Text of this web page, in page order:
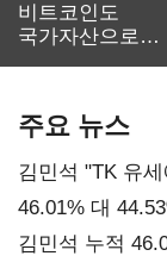
비트코인도
국가자산으로…'
주요 뉴스
김민석 "TK 유
대표된 양 당직
46.01% 대
김민석 누적